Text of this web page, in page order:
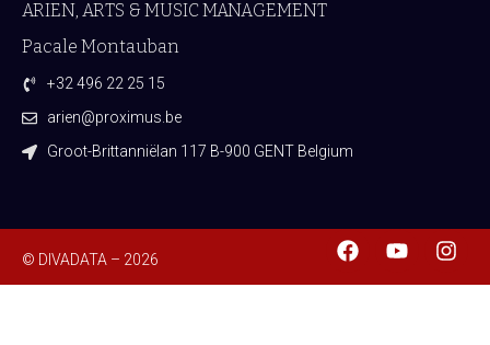
ARIEN, ARTS & MUSIC MANAGEMENT
Pacale Montauban
+32 496 22 25 15
arien@proximus.be
Groot-Brittanniëlan 117 B-900 GENT Belgium
© DIVADATA – 2026